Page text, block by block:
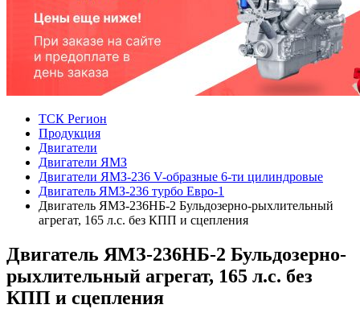
ТСК Регион
Продукция
Двигатели
Двигатели ЯМЗ
Двигатели ЯМЗ-236 V-образные 6-ти цилиндровые
Двигатель ЯМЗ-236 турбо Евро-1
Двигатель ЯМЗ-236НБ-2 Бульдозерно-рыхлительный
агрегат, 165 л.с. без КПП и сцепления
Двигатель ЯМЗ-236НБ-2 Бульдозерно-
рыхлительный агрегат, 165 л.с. без
КПП и сцепления